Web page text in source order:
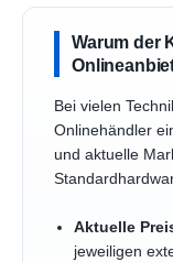
Warum der
Bei vielen
Onlinehändler
und aktuelle
Aktuelle
jeweiligen